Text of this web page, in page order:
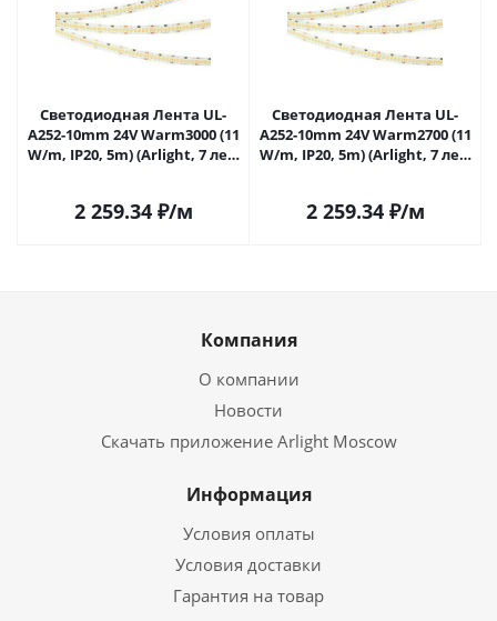
Светодиодная Лента UL-
A252-10mm 24V Warm3000 (11
W/m, IP20, 5m) (Arlight, 7 лет)
2 259.34₽/м
Светодиодная Лента UL-
A252-10mm 24V Warm2700 (11
W/m, IP20, 5m) (Arlight, 7 лет)
2 259.34₽/м
Компания
О компании
Новости
Скачать приложение Arlight Moscow
Информация
Условия оплаты
Условия доставки
Гарантия на товар